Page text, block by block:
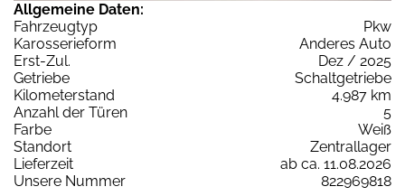
Allgemeine Daten:
Fahrzeugtyp
Pkw
Karosserieform
Anderes Auto
Erst-Zul.
Dez / 2025
Getriebe
Schaltgetriebe
Kilometerstand
4.987 km
Anzahl der Türen
5
Farbe
Weiß
Standort
Zentrallager
Lieferzeit
ab ca. 11.08.2026
Unsere Nummer
822969818